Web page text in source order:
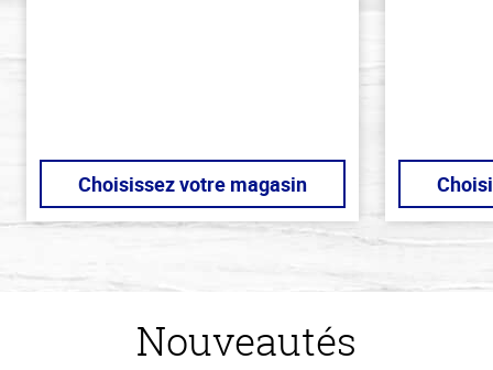
Choisissez votre magasin
Nouveautés